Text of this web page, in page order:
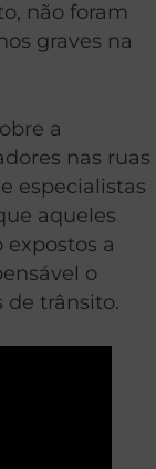
não foram
graves na
a
nas ruas
especialistas
aqueles
a
o
de trânsito.